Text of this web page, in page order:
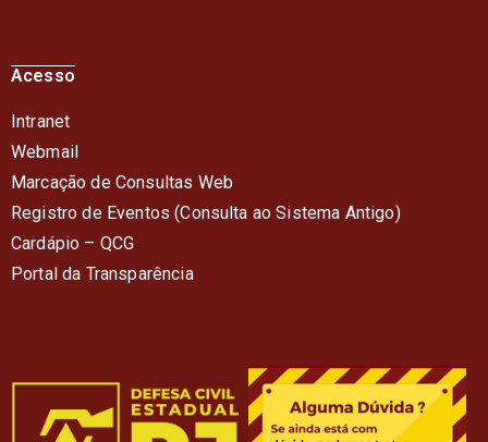
Acesso
Intranet
Webmail
Marcação de Consultas Web
Registro de Eventos (Consulta ao Sistema Antigo)
Cardápio – QCG
Portal da Transparência